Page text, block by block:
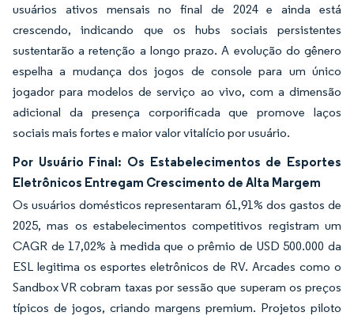
usuários ativos mensais no final de 2024 e ainda está
crescendo, indicando que os hubs sociais persistentes
sustentarão a retenção a longo prazo. A evolução do gênero
espelha a mudança dos jogos de console para um único
jogador para modelos de serviço ao vivo, com a dimensão
adicional da presença corporificada que promove laços
sociais mais fortes e maior valor vitalício por usuário.
Por Usuário Final: Os Estabelecimentos de Esportes
Eletrônicos Entregam Crescimento de Alta Margem
Os usuários domésticos representaram 61,91% dos gastos de
2025, mas os estabelecimentos competitivos registram um
CAGR de 17,02% à medida que o prêmio de USD 500.000 da
ESL legitima os esportes eletrônicos de RV. Arcades como o
Sandbox VR cobram taxas por sessão que superam os preços
típicos de jogos, criando margens premium. Projetos piloto